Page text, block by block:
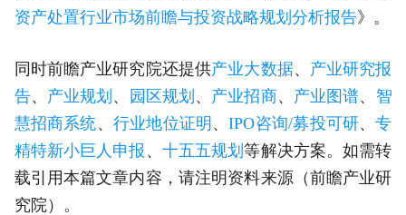
资产处置行业市场前瞻与投资战略规划分析报告》。
同时前瞻产业研究院还提供产业大数据、 产业研究报
告、 产业规划 、 园区规划 、 产业招商、 产业图谱、 智
慧招商系统、 行业地位证明 、IPO咨询/募投可研、专
精特新小巨人申报 、 十五五规划等解决方案。如需转
载引用本篇文章内容，请注明资料来源（前瞻产业研
究院）。